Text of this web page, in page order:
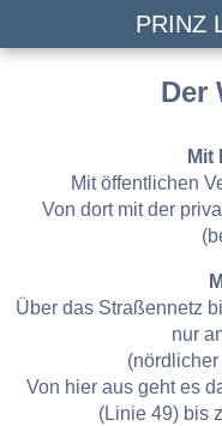
PRINZ
Der
Mit
Mit öffentlichen
Von dort mit der
Über das Straßennetz
nur
Von hier aus geht es
(Linie 49) bis